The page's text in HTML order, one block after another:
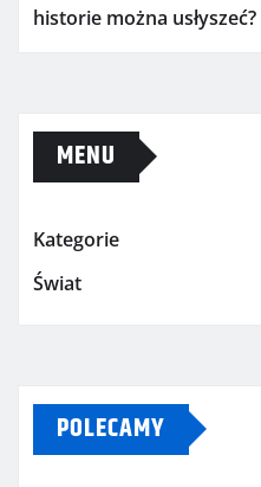
historie można usłyszeć?
MENU
Kategorie
Świat
POLECAMY